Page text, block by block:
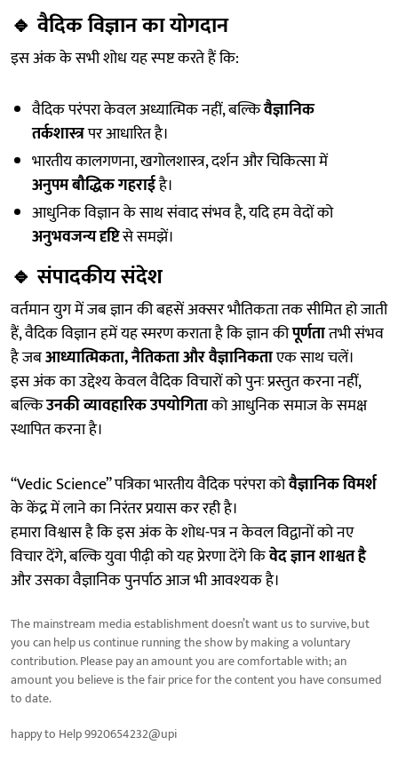
🔹वैदिक विज्ञान का योगदान
इस अंक के सभी शोध यह स्पष्ट करते हैं कि:
वैदिक परंपरा केवल अध्यात्मिक नहीं, बल्किवैज्ञानिक
तर्कशास्त्रपर आधारित है।
भारतीय कालगणना, खगोलशास्त्र, दर्शन और चिकित्सा में
अनुपम बौद्धिक गहराईहै।
आधुनिक विज्ञान के साथ संवाद संभव है, यदि हम वेदों को
अनुभवजन्य दृष्टिसे समझें।
🔹संपादकीय संदेश
वर्तमान युग में जब ज्ञान की बहसें अक्सर भौतिकता तक सीमित हो जाती
हैं, वैदिक विज्ञान हमें यह स्मरण कराता है कि ज्ञान कीपूर्णतातभी संभव
है जबआध्यात्मिकता, नैतिकता और वैज्ञानिकताएक साथ चलें।
इस अंक का उद्देश्य केवल वैदिक विचारों को पुनः प्रस्तुत करना नहीं,
बल्किउनकी व्यावहारिक उपयोगिताको आधुनिक समाज के समक्ष
स्थापित करना है।
“Vedic Science” पत्रिका भारतीय वैदिक परंपरा कोवैज्ञानिक विमर्श
के केंद्र में लाने का निरंतर प्रयास कर रही है।
हमारा विश्वास है कि इस अंक के शोध-पत्र न केवल विद्वानों को नए
विचार देंगे, बल्कि युवा पीढ़ी को यह प्रेरणा देंगे किवेद ज्ञान शाश्वत है
और उसका वैज्ञानिक पुनर्पाठ आज भी आवश्यक है।
The mainstream media establishment doesn’t want us to survive, but
you can help us continue running the show by making a voluntary
contribution. Please pay an amount you are comfortable with; an
amount you believe is the fair price for the content you have consumed
to date.
happy to Help 9920654232@upi